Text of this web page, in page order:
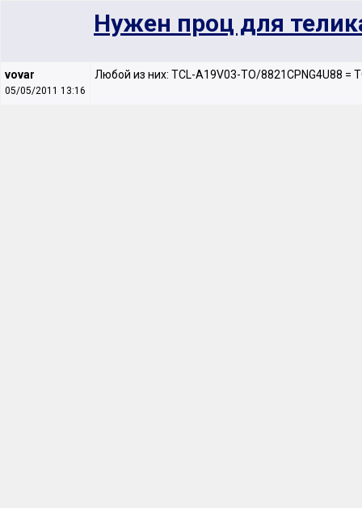
Нужен проц для
vovar
05/05/2011 13:16
Любой из них: TCL-A19V03-TO/8821CPNG4U88 =